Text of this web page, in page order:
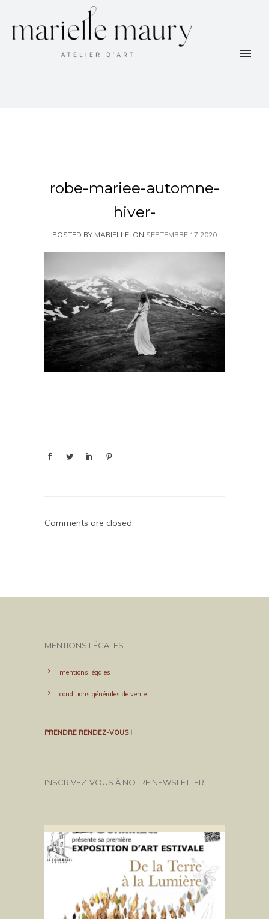
robe-mariee-automne-
hiver-
POSTED BY MARIELLE ON SEPTEMBRE 17,2020
Comments are closed.
MENTIONS LÉGALES
mentions légales
conditions générales de vente
PRENDRE RENDEZ-VOUS !
INSCRIVEZ-VOUS À NOTRE NEWSLETTER